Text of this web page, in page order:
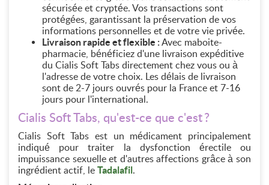
sécurisée et cryptée. Vos transactions sont
protégées, garantissant la préservation de vos
informations personnelles et de votre vie privée.
Livraison rapide et flexible :Avec maboite-
pharmacie, bénéficiez d'une livraison expéditive
du Cialis Soft Tabs directement chez vous ou à
l'adresse de votre choix. Les délais de livraison
sont de 2-7 jours ouvrés pour la France et 7-16
jours pour l'international.
Cialis Soft Tabs, qu'est-ce que c'est ?
Cialis Soft Tabs est un médicament principalement
indiqué pour traiter la dysfonction érectile ou
impuissance sexuelle et d'autres affections grâce à son
ingrédient actif, le Tadalafil.